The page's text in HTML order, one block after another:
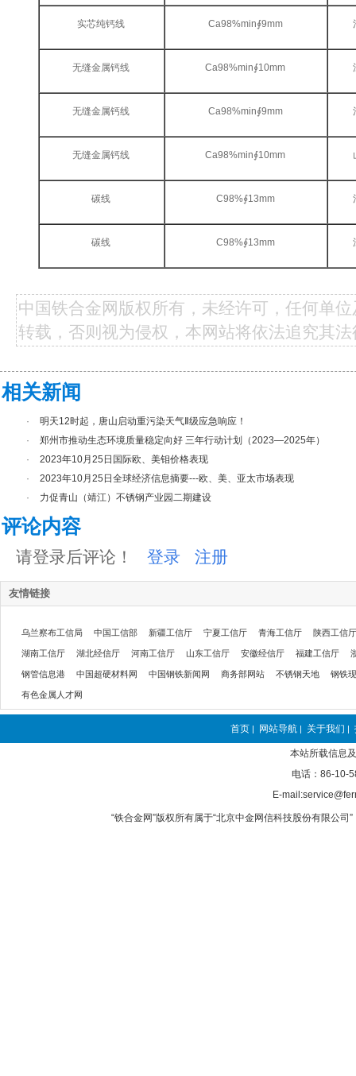
实芯纯钙线 Ca98%min∮9mm
无缝金属钙线 Ca98%min∮10mm
无缝金属钙线 Ca98%min∮9mm
无缝金属钙线 Ca98%min∮10mm
碳线 C98%∮13mm
碳线 C98%∮13mm
中国铁合金网版权所有，未经许可，任何单
转载，否则视为侵权，本网站将依法追究其
相关新闻
·
明天12时起，唐山启动重污染天气Ⅱ级应急响应！
·
郑州市推动生态环境质量稳定向好 三年行动计划（2023—2025年）
·
2023年10月25日国际欧、美钼价格表现
·
2023年10月25日全球经济信息摘要---欧、美、亚太市场表现
·
力促青山（靖江）不锈钢产业园二期建设
评论内容
请登录后评论！ 登录 注册
友情链接
乌兰察布工信局 中国工信部 新疆工信厅 宁夏工信厅 青海工信厅 陕西工信厅
湖南工信厅 湖北经信厅 河南工信厅 山东工信厅 安徽经信厅 福建工信厅
钢管信息港 中国超硬材料网 中国钢铁新闻网 商务部网站 不锈钢天地 钢铁
有色金属人才网
首页 | 网站导航 | 关于我们 |
本站所载信息
电话：86-10-
E-
“铁合金网”版权所有属于“北京中金网信科技股份有限公司